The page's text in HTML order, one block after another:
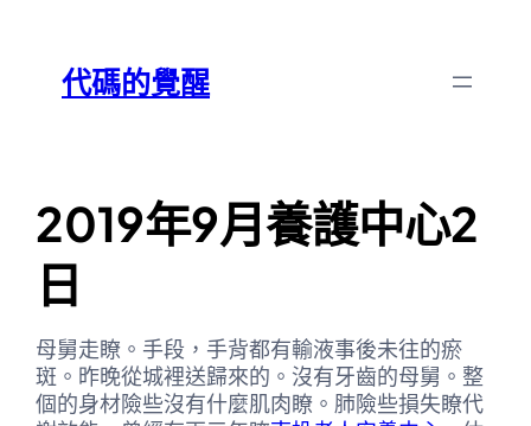
content代碼的覺醒
2019年9月養護中心2
日
母舅走瞭。手段，手背都有輸液事後未往的瘀
斑。昨晚從城裡送歸來的。沒有牙齒的母舅。整
個的身材險些沒有什麼肌肉瞭。肺險些損失瞭代